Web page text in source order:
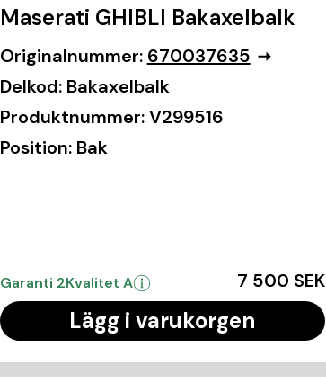
Maserati GHIBLI Bakaxelbalk
Originalnummer: 670037635
Delkod: Bakaxelbalk
Produktnummer: V299516
Position: Bak
Garanti 2Kvalitet A 7 500 SEK
Lägg i varukorgen